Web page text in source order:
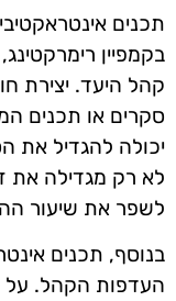
תכנים
בקמפיין
קהל היעד. יצירת
סקרים או תכנים
יכולה להגדיל את
לא רק מגדילה את
לשפר את שיעור
בנוסף, תכנים
העדפות הקהל. על